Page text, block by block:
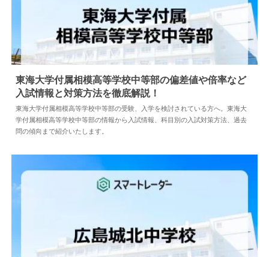
中学情報 2026.07.09
東海大学付属相模高等学校中等部の偏差値や倍率など
入試情報と対策方法を徹底解説！
東海大学付属相模高等学校中等部の受験、入学を検討されている方へ。東海大
学付属相模高等学校中等部の情報から入試情報、科目別の入試対策方法、過去
問の傾向まで紹介いたします。